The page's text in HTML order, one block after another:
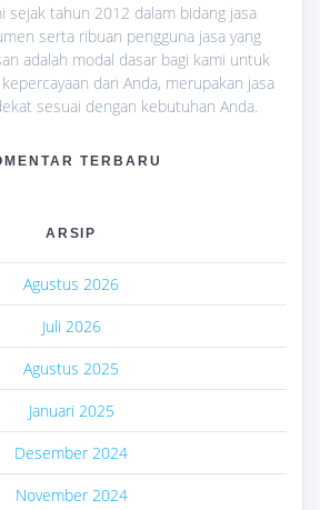
sejak tahun 2012 dalam bidang jasa
serta ribuan pengguna jasa yang
adalah modal dasar bagi kami untuk
dari Anda, merupakan jasa
sesuai dengan kebutuhan Anda.
TERBARU
ARSIP
Agustus 2026
Juli 2026
Agustus 2025
Januari 2025
Desember 2024
November 2024